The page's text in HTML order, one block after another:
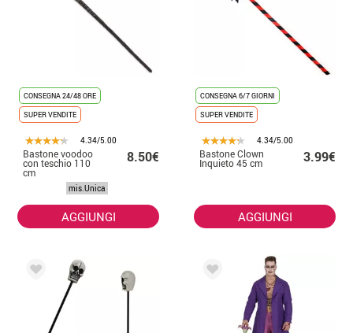
CONSEGNA 24/48 ORE
SUPER VENDITE
4.34/5.00
Bastone voodoo
con teschio 110
cm
8.50€
mis.Unica
AGGIUNGI
CONSEGNA 6/7 GIORNI
SUPER VENDITE
4.34/5.00
Bastone Clown
Inquieto 45 cm 3.99€
AGGIUNGI